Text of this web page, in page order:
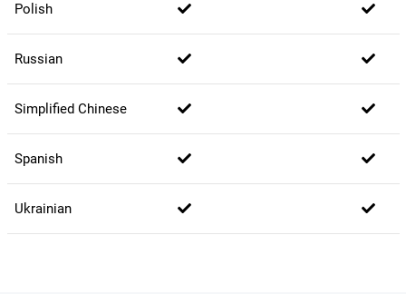
Polish
Russian
Simplified Chinese
Spanish
Ukrainian